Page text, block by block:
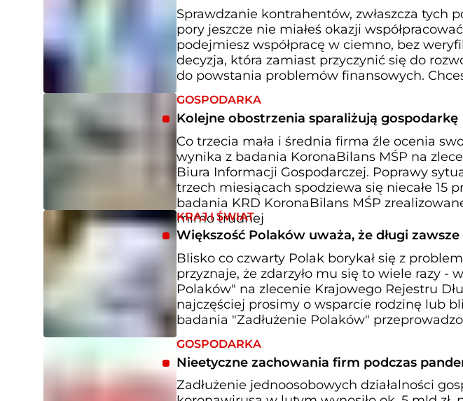
Sprawdzanie kontrahentów, zwłaszcza tych
pory jeszcze nie miałeś okazji
podejmiesz współpracę w ciemno, bez
decyzja, która zamiast przyczynić się do
do powstania problemów finansowych.
GOSPODARKA
Kolejne obostrzenia sparaliżują gospodarkę
Co trzecia mała i średnia firma źle ocenia
wynika z badania KoronaBilans MŚP na
Biura Informacji Gospodarczej. Poprawy
trzech miesiącach spodziewa się niecałe 15
badania KRD KoronaBilans MŚP
mimo trudnej
KRAJ I ŚWIAT
Większość Polaków uważa, że długi zawsze
Blisko co czwarty Polak borykał się z
przyznaje, że zdarzyło mu się to wiele razy -
Polaków" na zlecenie Krajowego Rejestru
najczęściej prosimy o wsparcie rodzinę lub
badania "Zadłużenie Polaków"
GOSPODARKA
Nieetyczne zachowania firm podczas
Zadłużenie jednoosobowych działalności